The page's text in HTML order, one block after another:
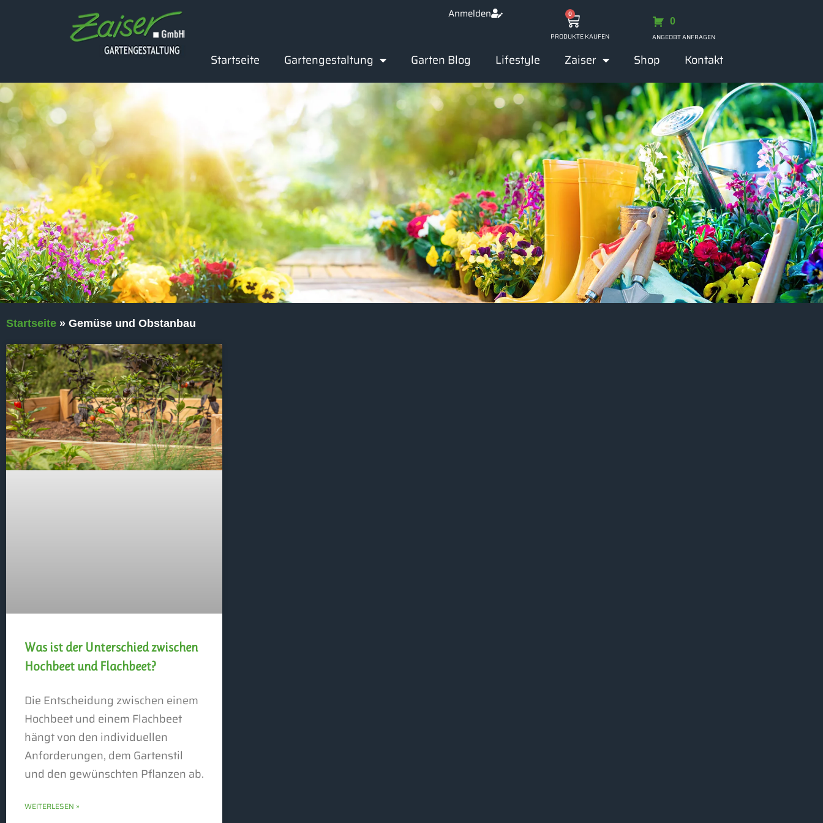
Anmelden 0
PRODUKTE KAUFEN
0
ANGEOBT ANFRAGEN
Startseite Gartengestaltung Garten Blog Lifestyle Zaiser Shop Kontakt
Startseite » Gemüse und Obstanbau
Was ist der Unterschied zwischen
Hochbeet und Flachbeet?
Die Entscheidung zwischen einem
Hochbeet und einem Flachbeet
hängt von den individuellen
Anforderungen, dem Gartenstil
und den gewünschten Pflanzen ab.
WEITERLESEN »